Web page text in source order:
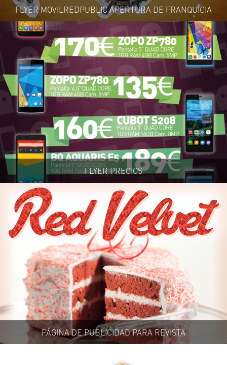
FLYER MOVILREDPUBLIC APERTURA DE FRANQUICIA
FLYER PRECIOS
PÁGINA DE PUBLICIDAD PARA REVISTA